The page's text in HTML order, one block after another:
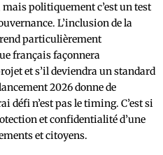
politiquement c’est un test
L’inclusion de la
particulièrement
français façonnera
et s’il deviendra un standard
2026 donne de
défi n’est pas le timing. C’est si
et confidentialité d’une
et citoyens.